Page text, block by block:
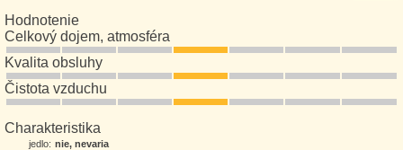
Hodnotenie
Celkový dojem, atmosféra
Kvalita obsluhy
Čistota vzduchu
Charakteristika
jedlo: nie, nevaria